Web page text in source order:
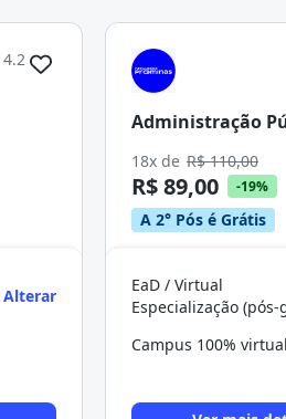
4.2
Alterar
Administração
18x de R$ 110,00
R$ 89,00 -19%
A 2° Pós é Grátis
EaD / Virtual
Campus 100% virtual